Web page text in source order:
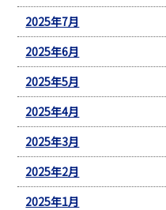
2025年7月
2025年6月
2025年5月
2025年4月
2025年3月
2025年2月
2025年1月